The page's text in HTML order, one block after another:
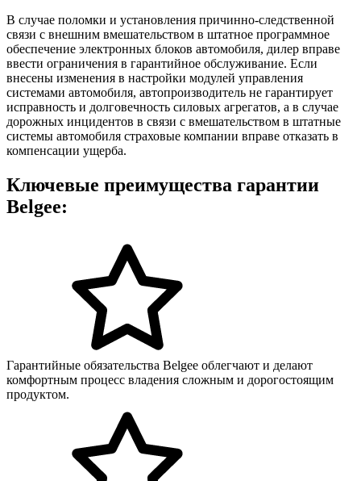
В случае поломки и установления причинно-следственной
связи с внешним вмешательством в штатное программное
обеспечение электронных блоков автомобиля, дилер вправе
ввести ограничения в гарантийное обслуживание. Если
внесены изменения в настройки модулей управления
системами автомобиля, автопроизводитель не гарантирует
исправность и долговечность силовых агрегатов, а в случае
дорожных инцидентов в связи с вмешательством в штатные
системы автомобиля страховые компании вправе отказать в
компенсации ущерба.
Ключевые преимущества гарантии
Belgee:
Гарантийные обязательства Belgee облегчают и делают
комфортным процесс владения сложным и дорогостоящим
продуктом.